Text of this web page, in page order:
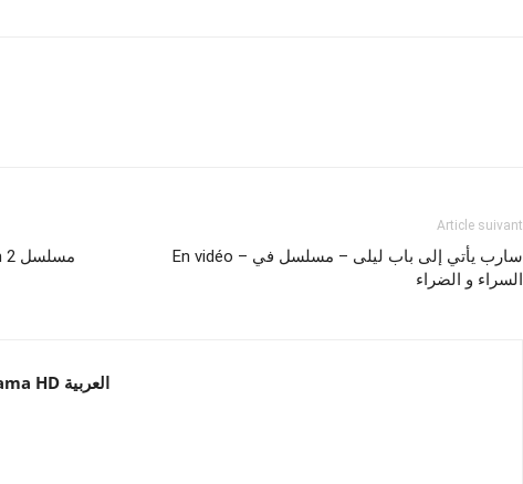
Article suivant
En vidéo – سارب يأتي إلى باب ليلى – مسلسل في
السراء و الضراء
Turkish Drama HD العربية